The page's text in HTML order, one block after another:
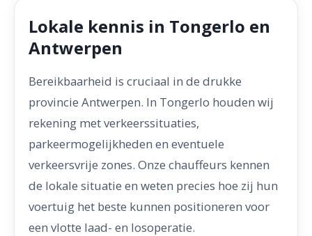
Lokale kennis in Tongerlo en
Antwerpen
Bereikbaarheid is cruciaal in de drukke
provincie Antwerpen. In Tongerlo houden wij
rekening met verkeerssituaties,
parkeermogelijkheden en eventuele
verkeersvrije zones. Onze chauffeurs kennen
de lokale situatie en weten precies hoe zij hun
voertuig het beste kunnen positioneren voor
een vlotte laad- en losoperatie.